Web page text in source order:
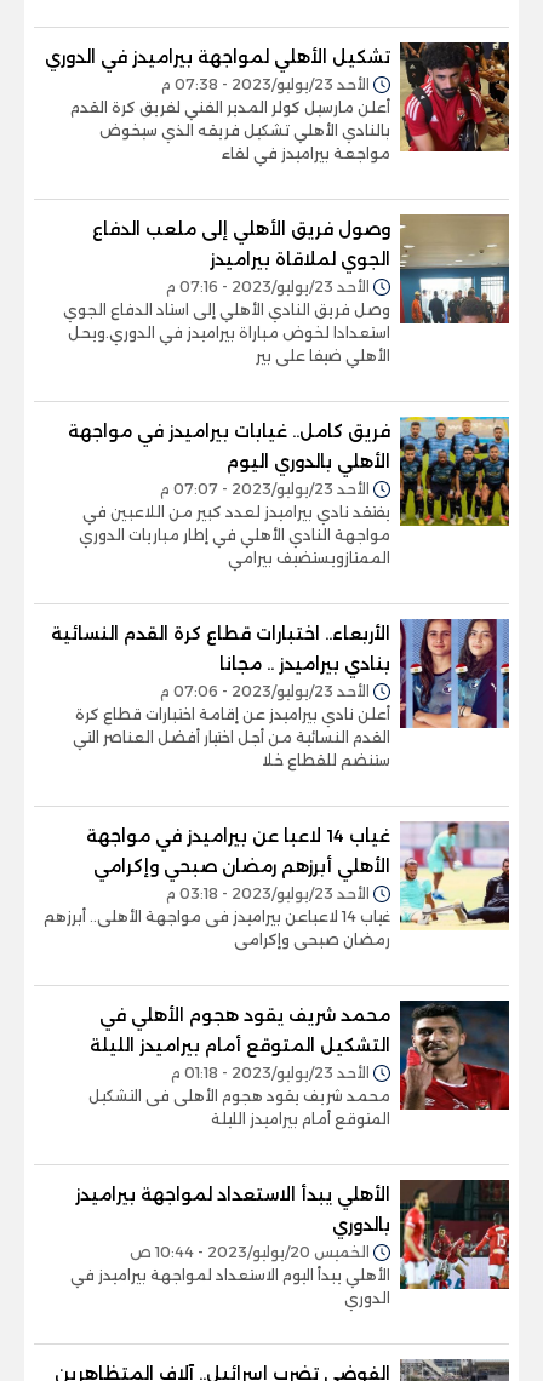
تشكيل الأهلي لمواجهة بيراميدز في الدوري
الأحد 23/يوليو/2023 - 07:38 م
أعلن مارسيل كولر المدير الفني لفريق كرة القدم
بالنادي الأهلي تشكيل فريقه الذي سيخوض
مواجعة بيراميدز في لقاء
وصول فريق الأهلي إلى ملعب الدفاع
الجوي لملاقاة بيراميدز
الأحد 23/يوليو/2023 - 07:16 م
وصل فريق النادي الأهلي إلى استاد الدفاع الجوي
استعدادا لخوض مباراة بيراميدز في الدوري.ويحل
الأهلي ضيفا على بير
فريق كامل.. غيابات بيراميدز في مواجهة
الأهلي بالدوري اليوم
الأحد 23/يوليو/2023 - 07:07 م
يفتقد نادي بيراميدز لعدد كبير من اللاعبين في
مواجهة النادي الأهلي في إطار مباريات الدوري
الممتازويستضيف بيرامي
الأربعاء.. اختبارات قطاع كرة القدم النسائية
بنادي بيراميدز .. مجانا
الأحد 23/يوليو/2023 - 07:06 م
أعلن نادي بيراميدز عن إقامة اختبارات قطاع كرة
القدم النسائية من أجل اختيار أفضل العناصر التي
ستنضم للقطاع خلا
غياب 14 لاعبا عن بيراميدز في مواجهة
الأهلي أبرزهم رمضان صبحي وإكرامي
الأحد 23/يوليو/2023 - 03:18 م
غياب 14 لاعباعن بيراميدز فى مواجهة الأهلى.. أبرزهم
رمضان صبحى وإكرامى
محمد شريف يقود هجوم الأهلي في
التشكيل المتوقع أمام بيراميدز الليلة
الأحد 23/يوليو/2023 - 01:18 م
محمد شريف يقود هجوم الأهلى فى التشكيل
المتوقع أمام بيراميدز الليلة
الأهلي يبدأ الاستعداد لمواجهة بيراميدز
بالدوري
الخميس 20/يوليو/2023 - 10:44 ص
الأهلي يبدأ اليوم الاستعداد لمواجهة بيراميدز في
الدوري
الفوضى تضرب إسرائيل.. آلاف المتظاهرين